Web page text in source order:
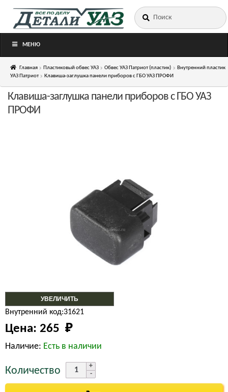
Перейти
Перейти
Искать:
МЕНЮ
Главная Пластиковый обвес УАЗ Обвес УАЗ Патриот (пластик)
Внутренний пластик
УАЗ Патриот
Клавиша-заглушка панели приборов с ГБО УАЗ ПРОФИ
УВЕЛИЧИТЬ
Клавиша-заглушка панели приборов с ГБО УАЗ
ПРОФИ
Внутренний код:31621
Цена: 265 ₽
Наличие: Есть в наличии
Количество